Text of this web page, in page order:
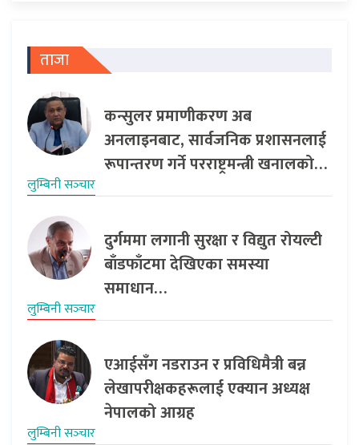
ताजा
कन्सुलर प्रमाणीकरण अब
अनलाइनबाट, सार्वजनिक प्रशासनलाई
रूपान्तरण गर्ने परराष्ट्रमन्त्री खनालको…
लुम्बिनी सञ्‍चार
दुर्गममा लगानी सुरक्षा र विद्युत रोयल्टी
बाँडफाँटमा देखिएका समस्या
समाधान…
लुम्बिनी सञ्‍चार
एआईसँग नडराउन र प्रविधिमैत्री बन्न
लेखापरीक्षकहरूलाई एक्यान अध्यक्ष
नेपालको आग्रह
लुम्बिनी सञ्‍चार